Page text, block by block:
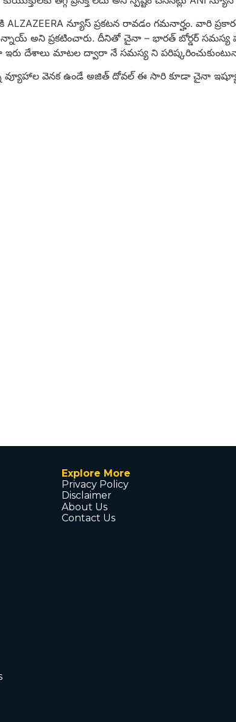
న్యూస్ ప్రకటన రావడం గమనార్హం. వారి
అని ప్రకటించారు. దీనితో చైనా – భారత్ బోర్డర్
దేశాలు మాటల ద్వారా నే సమస్య ని
వ్యూహాల వెనక ఉండే అజిత్ దోవల్ ఈ సారి కూడా చైనా
Explore More
Privacy Policy
Disclaimer
About Us
Contact Us